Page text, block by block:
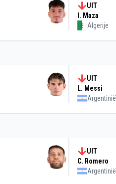
UIT
I. Maza
Algerije
UIT
L. Messi
Argentinië
UIT
C. Romero
Argentinië